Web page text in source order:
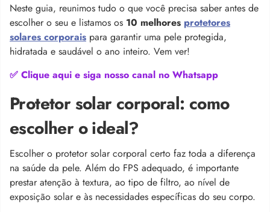
Neste guia, reunimos tudo o que você precisa saber antes de
escolher o seu e listamos os 10 melhores protetores
solares corporais para garantir uma pele protegida,
hidratada e saudável o ano inteiro. Vem ver!
✅ Clique aqui e siga nosso canal no Whatsapp
Protetor solar corporal: como
escolher o ideal?
Escolher o protetor solar corporal certo faz toda a diferença
na saúde da pele. Além do FPS adequado, é importante
prestar atenção à textura, ao tipo de filtro, ao nível de
exposição solar e às necessidades específicas do seu corpo.